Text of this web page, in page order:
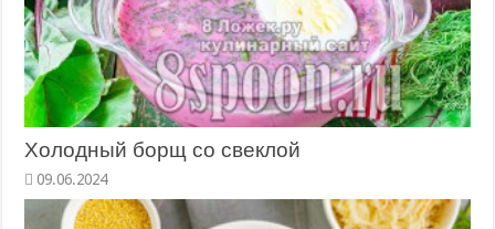
Холодный борщ со свеклой